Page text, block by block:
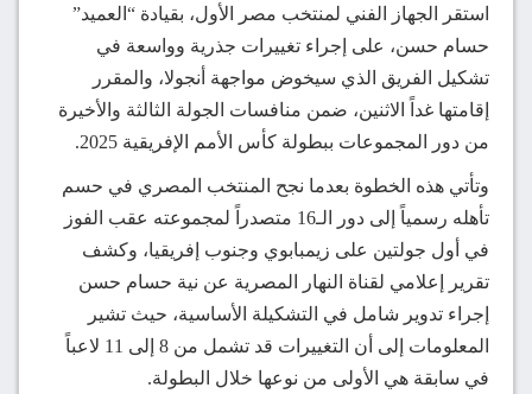
استقر الجهاز الفني لمنتخب مصر الأول، بقيادة “العميد”
حسام حسن، على إجراء تغييرات جذرية وواسعة في
تشكيل الفريق الذي سيخوض مواجهة أنجولا، والمقرر
إقامتها غداً الاثنين، ضمن منافسات الجولة الثالثة والأخيرة
من دور المجموعات ببطولة كأس الأمم الإفريقية 2025.
وتأتي هذه الخطوة بعدما نجح المنتخب المصري في حسم
تأهله رسمياً إلى دور الـ16 متصدراً لمجموعته عقب الفوز
في أول جولتين على زيمبابوي وجنوب إفريقيا، وكشف
تقرير إعلامي لقناة النهار المصرية عن نية حسام حسن
إجراء تدوير شامل في التشكيلة الأساسية، حيث تشير
المعلومات إلى أن التغييرات قد تشمل من 8 إلى 11 لاعباً
في سابقة هي الأولى من نوعها خلال البطولة.